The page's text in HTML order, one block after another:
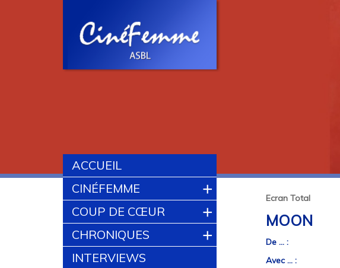
ACCUEIL
CINÉFEMME
+
COUP DE CŒUR +
CHRONIQUES +
INTERVIEWS
Ecran Total
MOON
De ... :
Avec ... :